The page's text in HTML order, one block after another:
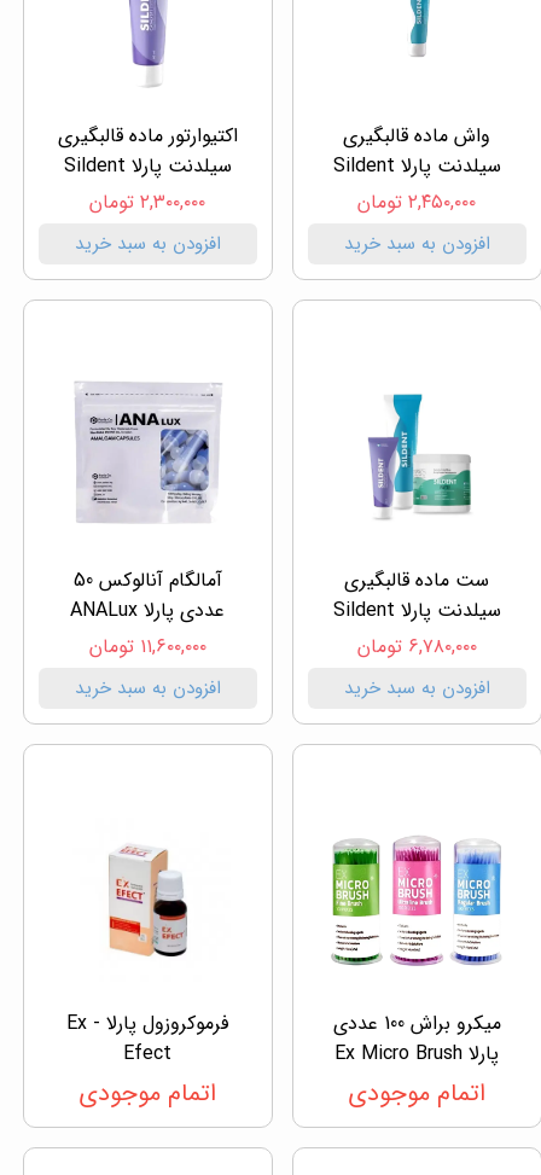
واش ماده قالبگیری
سیلدنت پارلا Sildent
۲,۴۵۰,۰۰۰ تومان
افزودن به سبد خرید
اکتیوارتور ماده قالبگیری
سیلدنت پارلا Sildent
۲,۳۰۰,۰۰۰ تومان
افزودن به سبد خرید
ست ماده قالبگیری
سیلدنت پارلا Sildent
۶,۷۸۰,۰۰۰ تومان
افزودن به سبد خرید
آمالگام آنالوکس 50
عددی پارلا ANALux
۱۱,۶۰۰,۰۰۰ تومان
افزودن به سبد خرید
میکرو براش 100 عددی
پارلا Ex Micro Brush
اتمام موجودی
فرموکروزول پارلا - Ex
Efect
اتمام موجودی